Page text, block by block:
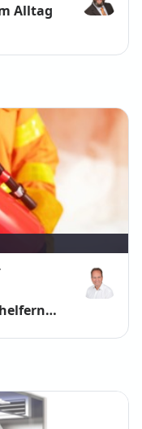
Alltag
Dominik
Dr.